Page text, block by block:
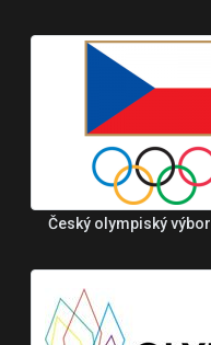
Český olympiský výbor